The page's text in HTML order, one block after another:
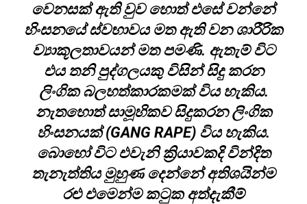
වෙනසක් ඇති වුව හොත් එසේ වන්නේ
හිංසනයේ ස්වභාවය මත ඇති වන ශාරීරික
ව්‍යාකූලතාවයන් මත පමණි. ඇතැම් විට
එය තනි පුද්ගලයකු විසින් සිදු කරන
ලිංගික බලහත්කාරකමක් විය හැකිය.
නැතහොත් සාමූහිකව සිදුකරන ලිංගික
හිංසනයක් (GANG RAPE) විය හැකිය.
බොහෝ විට එවැනි ක්‍රියාවකදි වින්දිත
තැනැත්තිය මුහුණ දෙන්නේ අතිශයින්ම
රළු එමෙන්ම කටුක අත්දැකීම්